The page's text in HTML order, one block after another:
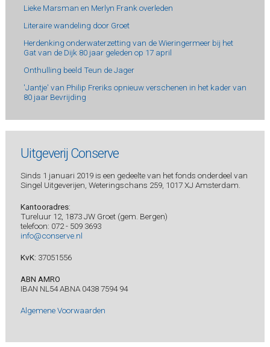
Lieke Marsman en Merlyn Frank overleden
Literaire wandeling door Groet
Herdenking onderwaterzetting van de Wieringermeer bij het
Gat van de Dijk 80 jaar geleden op 17 april
Onthulling beeld Teun de Jager
'Jantje' van Philip Freriks opnieuw verschenen in het kader van
80 jaar Bevrijding
Uitgeverij Conserve
Sinds 1 januari 2019 is een gedeelte van het fonds onderdeel van
Singel Uitgeverijen, Weteringschans 259, 1017 XJ Amsterdam.
Kantooradres:
Tureluur 12, 1873 JW Groet (gem. Bergen)
telefoon: 072 - 509 3693
info@conserve.nl
KvK: 37051556
ABN AMRO
IBAN NL54 ABNA 0438 7594 94
Algemene Voorwaarden